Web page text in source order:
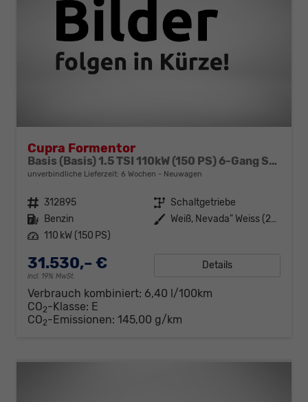
Cupra Formentor
Basis (Basis) 1.5 TSI 110kW (150 PS) 6-Gang Schaltgetriebe
unverbindliche Lieferzeit: 6 Wochen Neuwagen
Fahrzeugnr. 312895 Getriebe Schaltgetriebe
Kraftstoff Benzin Außenfarbe
Weiß, Nevada" Weiss (2Y)"
Leistung 110 kW (150 PS)
31.530,– €
incl. 19% MwSt.
Details
Verbrauch kombiniert: 6,40 l/100km
CO2-Klasse: E
CO2-Emissionen: 145,00 g/km